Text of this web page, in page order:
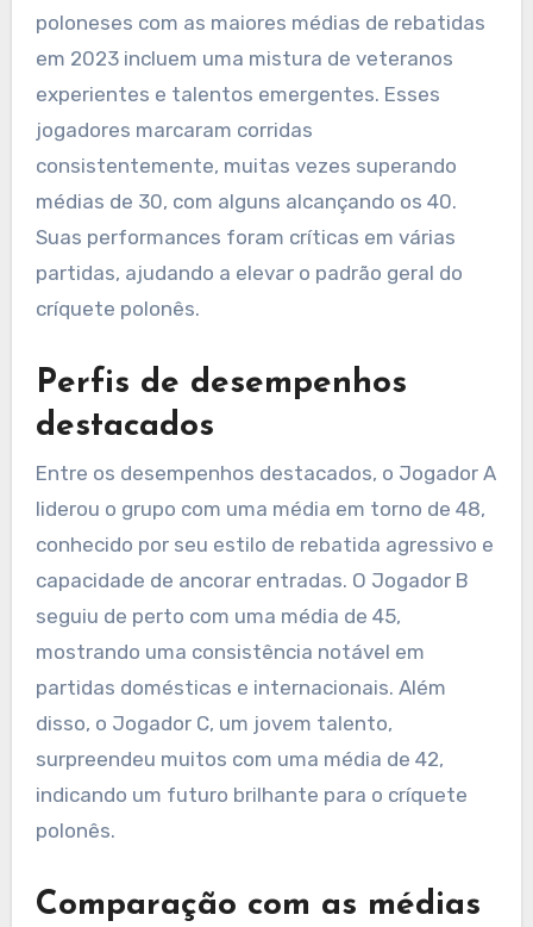
poloneses com as maiores médias de rebatidas
em 2023 incluem uma mistura de veteranos
experientes e talentos emergentes. Esses
jogadores marcaram corridas
consistentemente, muitas vezes superando
médias de 30, com alguns alcançando os 40.
Suas performances foram críticas em várias
partidas, ajudando a elevar o padrão geral do
críquete polonês.
Perfis de desempenhos
destacados
Entre os desempenhos destacados, o Jogador A
liderou o grupo com uma média em torno de 48,
conhecido por seu estilo de rebatida agressivo e
capacidade de ancorar entradas. O Jogador B
seguiu de perto com uma média de 45,
mostrando uma consistência notável em
partidas domésticas e internacionais. Além
disso, o Jogador C, um jovem talento,
surpreendeu muitos com uma média de 42,
indicando um futuro brilhante para o críquete
polonês.
Comparação com as médias